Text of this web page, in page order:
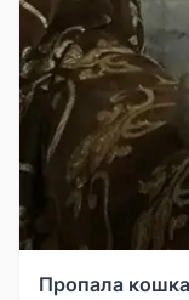
Пропала